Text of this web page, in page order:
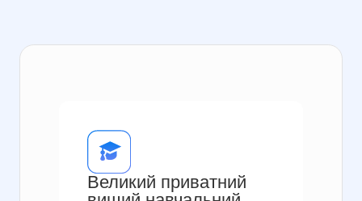
Великий приватний